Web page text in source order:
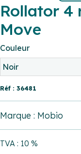
Rollator 4
Move
Couleur
Réf : 36481
Marque : Mobio
TVA : 10 %